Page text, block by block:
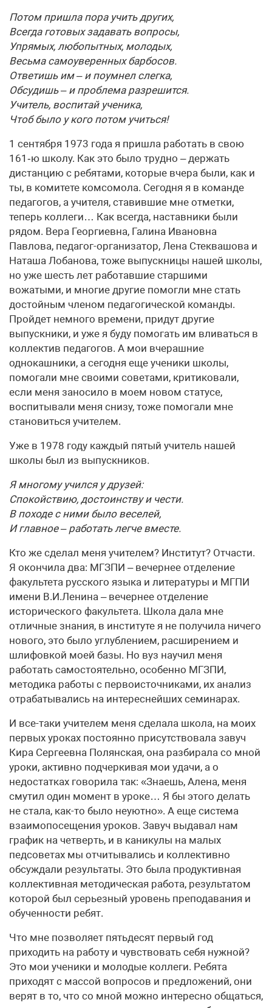
Потом пришла пора учить других,
Всегда готовых задавать вопросы,
Упрямых, любопытных, молодых,
Весьма самоуверенных барбосов.
Ответишь им – и поумнел слегка,
Обсудишь – и проблема разрешится.
Учитель, воспитай ученика,
Чтоб было у кого потом учиться!
1 сентября 1973 года я пришла работать в свою
161‑ю школу. Как это было трудно – держать
дистанцию с ребятами, которые вчера были, как и
ты, в комитете комсомола. Сегодня я в команде
педагогов, а учителя, ставившие мне отметки,
теперь коллеги… Как всегда, наставники были
рядом. Вера Георгиевна, Галина Ивановна
Павлова, педагог-организатор, Лена Стеквашова и
Наташа Лобанова, тоже выпускницы нашей школы,
но уже шесть лет работавшие старшими
вожатыми, и многие другие помогли мне стать
достойным членом педагогической команды.
Пройдет немного времени, придут другие
выпускники, и уже я буду помогать им вливаться в
коллектив педагогов. А мои вчерашние
однокашники, а сегодня еще ученики школы,
помогали мне своими советами, критиковали,
если меня заносило в моем новом статусе,
воспитывали меня снизу, тоже помогали мне
становиться учителем.
Уже в 1978 году каждый пятый учитель нашей
школы был из выпускников.
Я многому учился у друзей:
Спокойствию, достоинству и чести.
В походе с ними было веселей,
И главное – работать легче вместе.
Кто же сделал меня учителем? Институт? Отчасти.
Я окончила два: МГЗПИ – вечернее отделение
факультета русского языка и литературы и МГПИ
имени В.И.Ленина – вечернее отделение
исторического факультета. Школа дала мне
отличные знания, в институте я не получила ничего
нового, это было углублением, расширением и
шлифовкой моей базы. Но вуз научил меня
работать самостоятельно, особенно МГЗПИ,
методика работы с первоисточниками, их анализ
отрабатывались на интереснейших семинарах.
И все-таки учителем меня сделала школа, на моих
первых уроках постоянно присутствовала завуч
Кира Сергеевна Полянская, она разбирала со мной
уроки, активно подчеркивая мои удачи, а о
недостатках говорила так: «Знаешь, Алена, меня
смутил один момент в уроке… Я бы этого делать
не стала, как-то было неуютно». А еще система
взаимопосещения уроков. Завуч выдавал нам
график на четверть, и в каникулы на малых
педсоветах мы отчитывались и коллективно
обсуждали результаты. Это была продуктивная
коллективная методическая работа, результатом
которой был серьезный уровень преподавания и
обученности ребят.
Что мне позволяет пятьдесят первый год
приходить на работу и чувствовать себя нужной?
Это мои ученики и молодые коллеги. Ребята
приходят с массой вопросов и предложений, они
верят в то, что со мной можно интересно общаться,